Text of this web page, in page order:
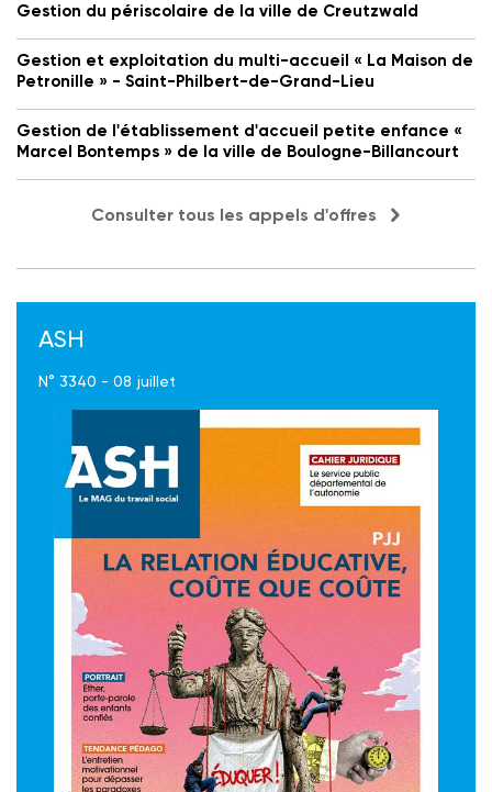
Gestion du périscolaire de la ville de Creutzwald
Gestion et exploitation du multi-accueil « La Maison de
Petronille » - Saint-Philbert-de-Grand-Lieu
Gestion de l'établissement d'accueil petite enfance «
Marcel Bontemps » de la ville de Boulogne-Billancourt
Consulter tous les appels d'offres
ASH
N° 3340 - 08 juillet